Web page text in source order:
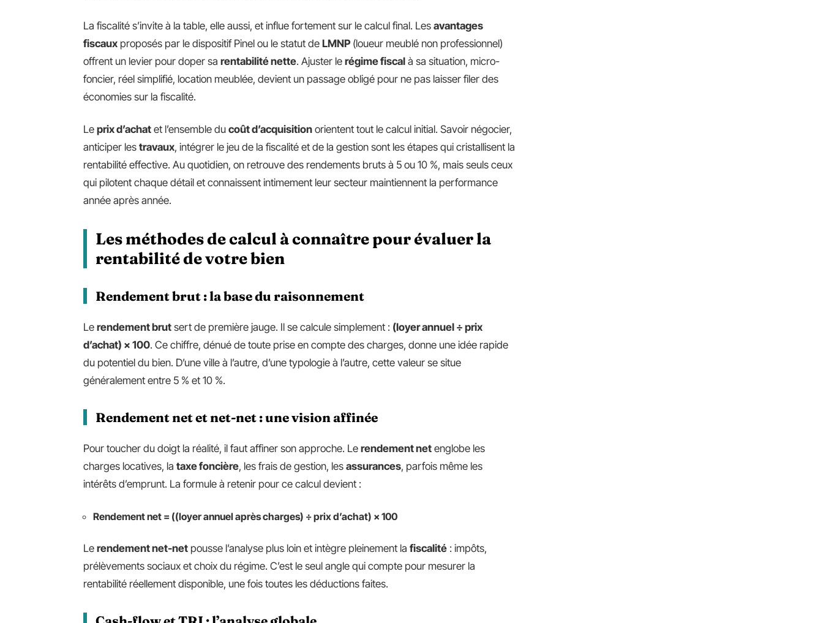
La fiscalité s’invite à la table, elle aussi, et influe fortement sur le calcul final. Les avantages
fiscaux proposés par le dispositif Pinel ou le statut de LMNP (loueur meublé non professionnel)
offrent un levier pour doper sa rentabilité nette. Ajuster le régime fiscal à sa situation, micro-
foncier, réel simplifié, location meublée, devient un passage obligé pour ne pas laisser filer des
économies sur la fiscalité.
Le prix d’achat et l’ensemble du coût d’acquisition orientent tout le calcul initial. Savoir négocier,
anticiper les travaux, intégrer le jeu de la fiscalité et de la gestion sont les étapes qui cristallisent la
rentabilité effective. Au quotidien, on retrouve des rendements bruts à 5 ou 10 %, mais seuls ceux
qui pilotent chaque détail et connaissent intimement leur secteur maintiennent la performance
année après année.
Les méthodes de calcul à connaître pour évaluer la
rentabilité de votre bien
Rendement brut : la base du raisonnement
Le rendement brut sert de première jauge. Il se calcule simplement : (loyer annuel ÷ prix
d’achat) × 100. Ce chiffre, dénué de toute prise en compte des charges, donne une idée rapide
du potentiel du bien. D’une ville à l’autre, d’une typologie à l’autre, cette valeur se situe
généralement entre 5 % et 10 %.
Rendement net et net-net : une vision affinée
Pour toucher du doigt la réalité, il faut affiner son approche. Le rendement net englobe les
charges locatives, la taxe foncière, les frais de gestion, les assurances, parfois même les
intérêts d’emprunt. La formule à retenir pour ce calcul devient :
Rendement net = ((loyer annuel après charges) ÷ prix d’achat) × 100
Le rendement net-net pousse l’analyse plus loin et intègre pleinement la fiscalité : impôts,
prélèvements sociaux et choix du régime. C’est le seul angle qui compte pour mesurer la
rentabilité réellement disponible, une fois toutes les déductions faites.